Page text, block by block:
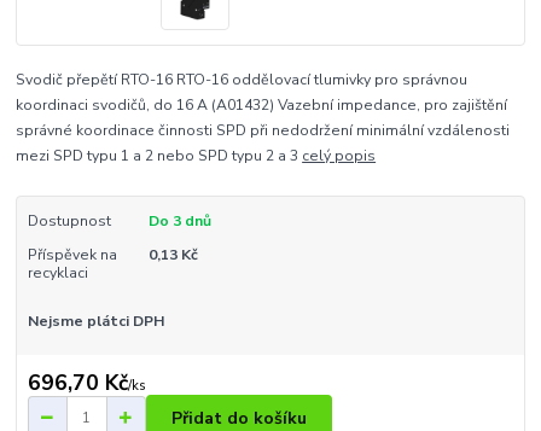
Svodič přepětí RTO-16 RTO-16 oddělovací tlumivky pro správnou
koordinaci svodičů, do 16 A (A01432) Vazební impedance, pro zajištění
správné koordinace činnosti SPD při nedodržení minimální vzdálenosti
mezi SPD typu 1 a 2 nebo SPD typu 2 a 3 celý popis
Dostupnost
Do 3 dnů
Příspěvek na
recyklaci
0,13 Kč
Nejsme plátci DPH
696,70 Kč/ks
Přidat do košíku